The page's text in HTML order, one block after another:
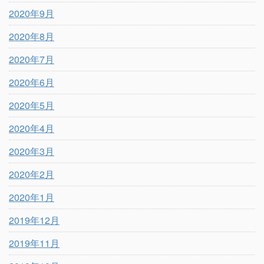
2020年9月
2020年8月
2020年7月
2020年6月
2020年5月
2020年4月
2020年3月
2020年2月
2020年1月
2019年12月
2019年11月